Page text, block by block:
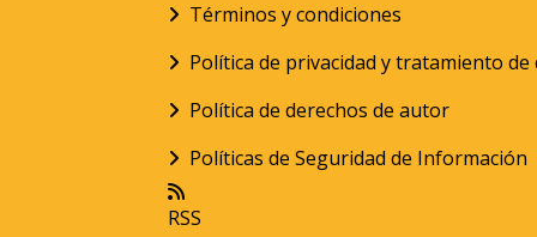
Términos y condiciones
Política de privacidad y tratamiento
Política de derechos de autor
Políticas de Seguridad de Información
RSS